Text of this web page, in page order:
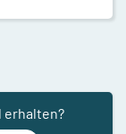
erhalten?